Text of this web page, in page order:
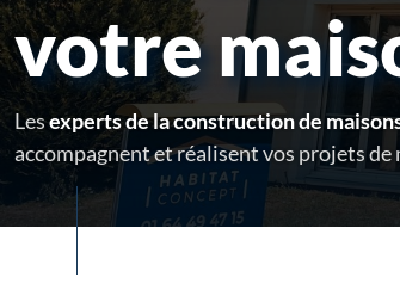
votre
Lesexperts de la construction de
accompagnent et réalisent vos projets de